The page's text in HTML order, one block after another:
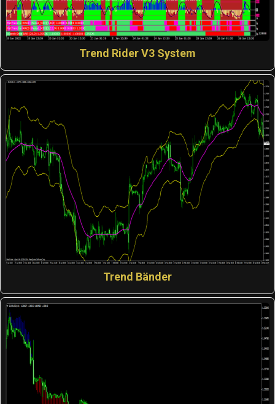
Trend Rider V3 System
Trend Bänder